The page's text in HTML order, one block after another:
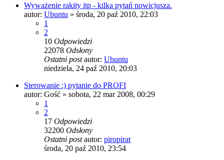
Wyważenie rakity itp - kilka pytań nowicjusza.
autor: Ubuntu » środa, 20 paź 2010, 22:03
1
2
10 Odpowiedzi
22078 Odsłony
Ostatni postautor: Ubuntu
niedziela, 24 paź 2010, 20:03
Sterowanie :) pytanie do PROFI
autor: Gość » sobota, 22 mar 2008, 00:29
1
2
17 Odpowiedzi
32200 Odsłony
Ostatni postautor: piropirat
środa, 20 paź 2010, 23:54